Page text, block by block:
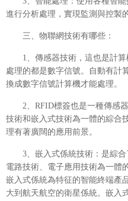
進行分析處理，實現監測與控製
三、物聯網技術有哪些：
1、傳感器技術，這也是計
處理的都是數字信號。自動有計
換成數字信號計算機才能處理。
2、RFID標簽也是一種傳感
技術和嵌入式技術為一體的綜合
理有著廣闊的應用前景。
3、嵌入式係統技術：是綜
電路技術、電子應用技術為一體
嵌入式係統為特征的智能終端產
大到航天航空的衛星係統。嵌入